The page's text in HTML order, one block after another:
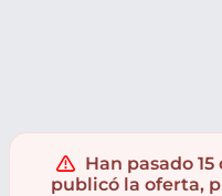
Han pasado
publicó la oferta,